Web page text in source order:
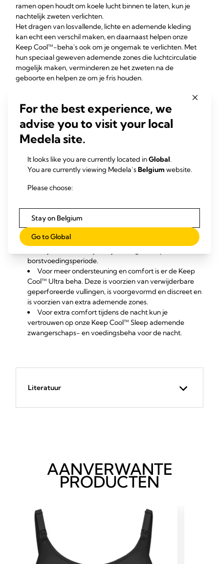
ramen open houdt om koele lucht binnen te laten, kun je
nachtelijk zweten verlichten.
Het dragen van losvallende, lichte en ademende kleding
kan echt een verschil maken, en daarnaast helpen onze
Keep Cool™-beha's ook om je ongemak te verlichten. Met
hun speciaal geweven ademende zones die luchtcirculatie
mogelijk maken, verminderen ze het zweten na de
geboorte en helpen ze om je fris houden.
zorgt ervoor dat zweet van het lichaam wordt afgevoerd op
momenten dat je het gevoel hebt dat je oververhit raakt.
Tegelijkertijd groeit de viervoudige Adaptive Stretch™ met
je mee – tijdens de zwangerschap en de
borstvoedingsperiode, voor zachte ondersteuning en
beugels. Daardoor zijn ze zacht voor de huid, zorgen ze voor
een licht gevoel en oefenen ze geen druk uit op de
Er zijn drie verschillende beha's in de Keep Cool™;-serie,
vindt:
DeKeep Cool™ ademende zwangerschaps- en
voedingsbeha biedt ondersteuning aan je borsten en
borstvoedingsperiode.
Voor meer ondersteuning en comfort is er de Keep
Cool™ Ultra beha. Deze is voorzien van verwijderbare
geperforeerde vullingen, is voorgevormd en discreet en
is voorzien van extra ademende zones.
Voor extra comfort tijdens de nacht kun je
vertrouwen op onze Keep Cool™ Sleepademende
zwangerschaps- en voedingsbeha voor de nacht.
Literatuur
AANVERWANTE
PRODUCTEN
For the best experience, we
advise you to visit your local
Medela site.
It looks like you are currently located inGlobal.
You are currently viewing Medela’sBelgium website.
Please choose:
Stay on Belgium
Go to Global